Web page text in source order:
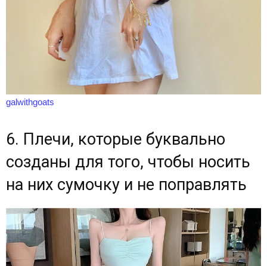
galwithgoats
6. Плечи, которые буквально
созданы для того, чтобы носить
на них сумочку и не поправлять